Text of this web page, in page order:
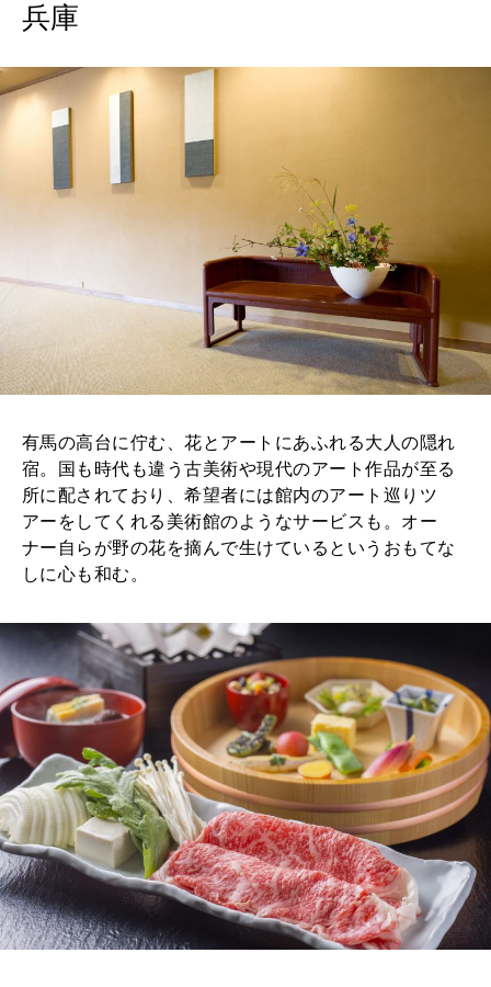
2026年7月号「鎌倉 ローカルが 教えてくれた 本当の歩き方。」
2026年6月号「大銀座 トレンドが生まれる 新しい一流店へ。」
2026年4月号「未来をつくる、学びの教科書。」
2026年3月号「スイーツ予想図 2026」
2026年2月号「良運を掴む 新・開運術。」
2026年1月号「猫がいれば、幸せ」
2025年12月号「お酒の新常識。」
兵庫
有馬の高台に佇む、花とアートにあふれる大人の隠れ
宿。国も時代も違う古美術や現代のアート作品が至る
所に配されており、希望者には館内のアート巡りツ
アーをしてくれる美術館のようなサービスも。オー
ナー自らが野の花を摘んで生けているというおもてな
しに心も和む。